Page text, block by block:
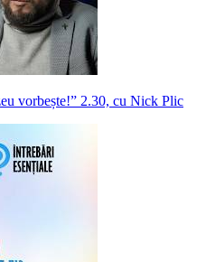
vorbește!” 2.30, cu Nick Plic